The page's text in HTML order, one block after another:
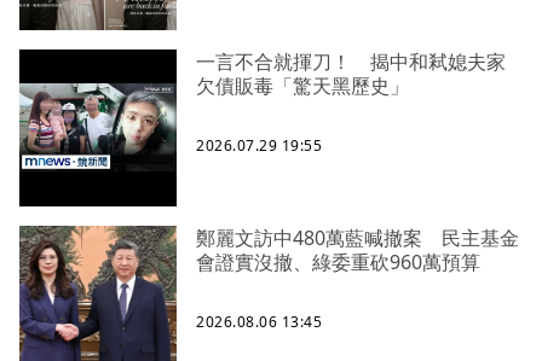
一言不合就揮刀！ 揭中和弒媳夫家
欠債販毒「驚天黑歷史」
2026.07.29 19:55
鄭麗文訪中480萬藍喊撤案 民主基金
會證實沒撤、綠委重砍960萬預算
2026.08.06 13:45